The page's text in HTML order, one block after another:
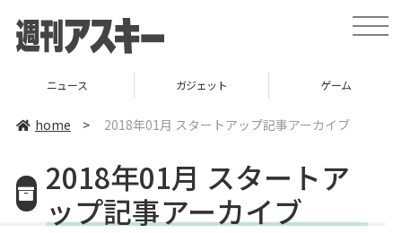
toggle
ニュース ガジェット ゲーム
home > 2018年01月 スタートアップ記事アーカイブ
2018年01月 スタートア
ップ記事アーカイブ